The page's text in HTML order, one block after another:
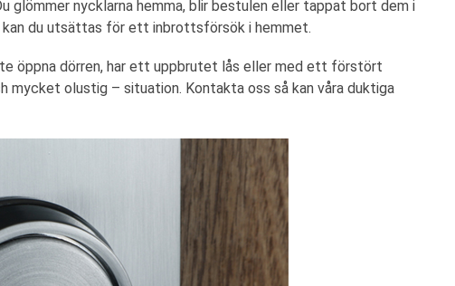
glömmer nycklarna hemma, blir bestulen eller tappat bort dem i
du utsättas för ett inbrottsförsök i hemmet.
öppna dörren, har ett uppbrutet lås eller med ett förstört
mycket olustig – situation. Kontakta oss så kan våra duktiga